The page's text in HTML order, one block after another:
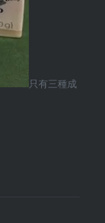
只有三種成